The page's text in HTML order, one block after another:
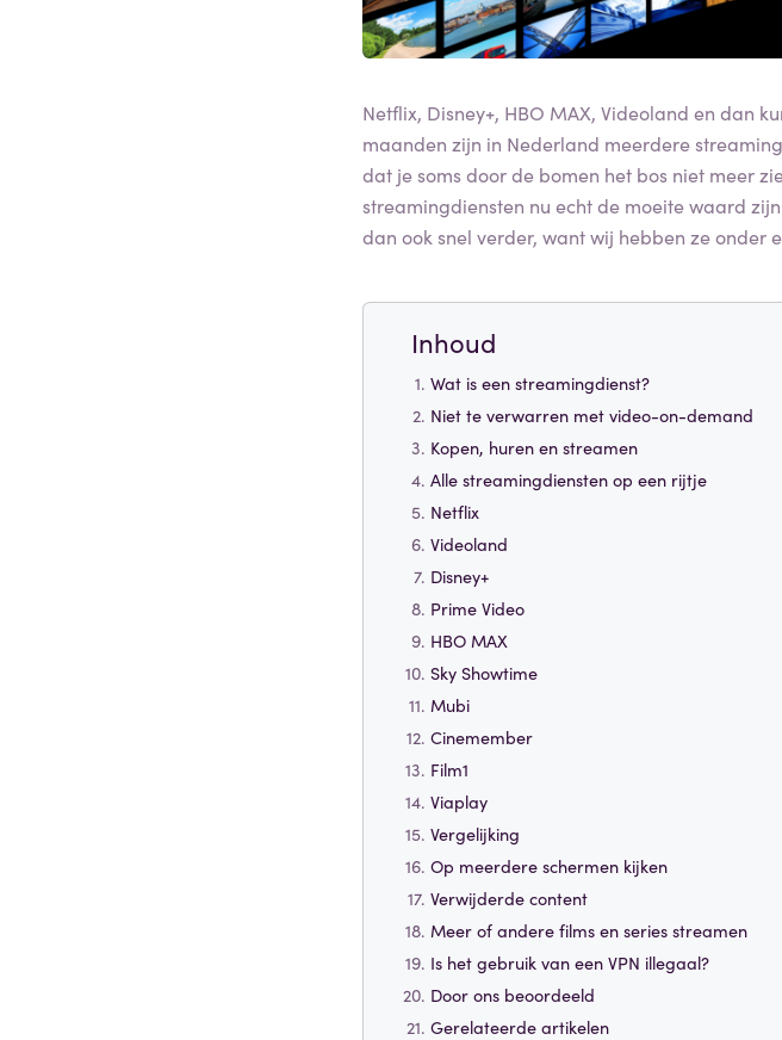
Netflix, Disney+, HBO MAX, Videoland en dan
maanden zijn in Nederland meerdere
dat je soms door de bomen het bos niet meer
streamingdiensten nu echt de moeite waard
dan ook snel verder, want wij hebben ze onder
Inhoud
Wat is een streamingdienst?
Niet te verwarren met video-on-demand
Kopen, huren en streamen
Alle streamingdiensten op een rijtje
Netflix
Videoland
Disney+
Prime Video
HBO MAX
Sky Showtime
Mubi
Cinemember
Film1
Viaplay
Vergelijking
Op meerdere schermen kijken
Verwijderde content
Meer of andere films en series streamen
Is het gebruik van een VPN illegaal?
Door ons beoordeeld
Gerelateerde artikelen